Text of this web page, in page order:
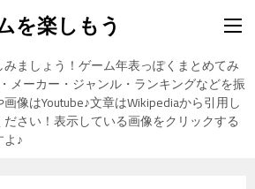
を楽しもう
ましょう！ゲーム年表っぽくまとめてみ
メーカー・ジャンル・ランキングなどを振
像はYoutube♪文章はWikipediaから引用し
さい！表示している画像をクリックする
♪